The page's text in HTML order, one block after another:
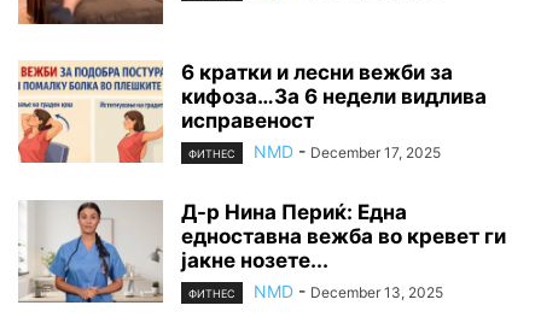
6 кратки и лесни вежби за
кифоза…За 6 недели видлива
исправеност
ФИТНЕС NMD - December 17, 2025
Д-р Нина Периќ: Една
едноставна вежба во кревет ги
јакне нозете...
ФИТНЕС NMD - December 13, 2025